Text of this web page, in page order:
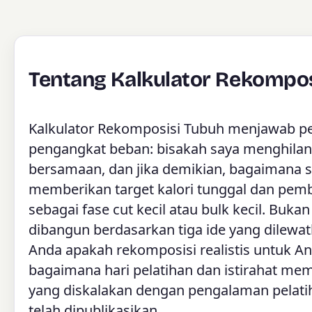
Tentang Kalkulator
Kalkulator Rekomposisi Tubuh menjawab
pengangkat beban: bisakah saya
bersamaan, dan jika demikian, bagaimana
memberikan target kalori tunggal dan
sebagai fase cut kecil atau bulk kecil.
dibangun berdasarkan tiga ide yang
Anda apakah rekomposisi realistis untuk
bagaimana hari pelatihan dan istirahat
yang diskalakan dengan pengalaman